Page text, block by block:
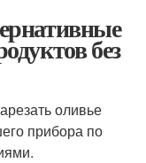
без
оливье
прибора по